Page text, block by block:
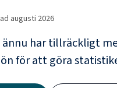
augusti 2026
ännu har tillräckligt
för att göra